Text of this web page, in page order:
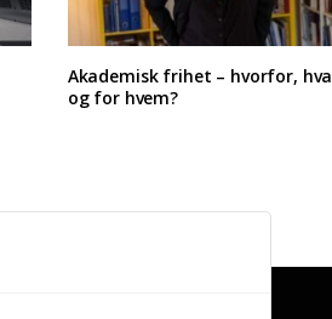
Akademisk frihet – hvorfor, hva
og for hvem?